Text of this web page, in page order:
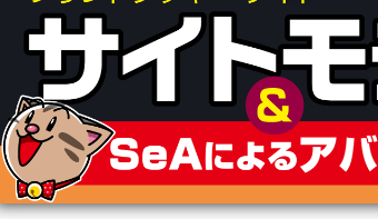
2025/11/03
SHOWROOMでイベント開催（キャラクターイラスト
»もっと見る
2025/10/10
SHOWROOMでイベント開催（プリントクッキーイベ
»もっと見る